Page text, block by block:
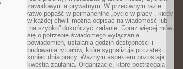
zawodowym a prywatnym. W przeciwnym razie
łatwo popaść w permanentne „bycie w pracy”, kiedy
w każdej chwili można odpisać na wiadomość lub
„na szybko” dokończyć zadanie. Coraz więcej mówi
się o potrzebie świadomego wyłączania
powiadomień, ustalania godzin dostępności i
budowania rytuałów, które sygnalizują początek i
koniec dnia pracy. Ważnym aspektem pozostaje
kwestia zaufania. Organizacje, które postrzegają